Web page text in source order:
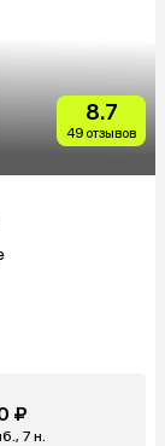
8.7
49 отзывов
₽
7 н.